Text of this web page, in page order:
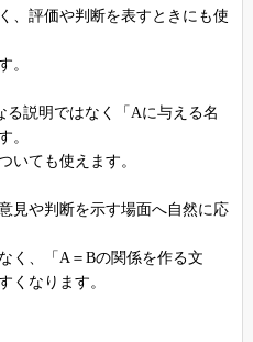
、評価や判断を表すときにも使
。
る説明ではなく「Aに与える名
。
いても使えます。
見や判断を示す場面へ自然に応
く、「A＝Bの関係を作る文
くなります。